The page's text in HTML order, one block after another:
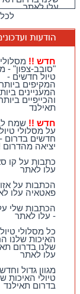
מגוון גדול
טיולי האיכות
טיולי יום מהואה
מבחר גדול של
מסלולים כייפיים
וחווייתיים
בהואה הין !!
חדש !!מסלולי
"סובב-צפון" -
טיול חדשים -
ביותר, המעניינים
ביותר,
בצפון תאילנד
חדש !! שמח
מסלולי טיולים
בדרום - עם
מהדרום !!!
חדש !! מסלולי
"סובב-צפון" -
טיול חדשים -
המקיפים
המעניינים
והכייפיים
תאילנד
חדש !! שמח
על מסלולי
חדשים בדרום
יציאה מהדרום
כתבות על קו
עלו לאתר
הכתבות על
פאטאיה עלו
הכתבות שלי
- עלו לאתר
כל מסלולי
האיכות שלנו
שלנו בדרום
עלו לאתר
מגוון גדול
טיולי האיכות
בדרום תאילנד